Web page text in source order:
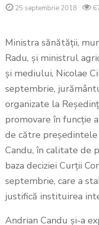
25 septembrie 2018
Ministra sănătății,
Radu, și ministrul
și mediului, Nicolae
septembrie,
organizate la
promovare în funcție
de către
Candu, în calitate de
baza deciziei Curții
septembrie, care a
justifică instituirea
Andrian Candu și-a